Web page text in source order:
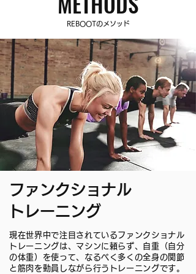
REBOOTのメソッド
ファンクショナル
トレーニング
現在世界中で注目されているファンクショナル
トレーニングは、マシンに頼らず、自重（自分
の体重）を使って、なるべく多くの全身の関節
と筋肉を動員しながら行うトレーニングです。